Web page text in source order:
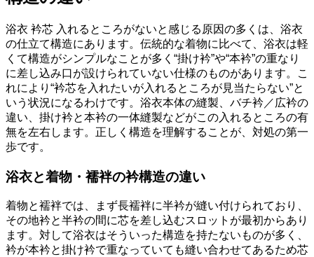
浴衣 衿芯 入れるところがないと感じる原因の多くは、浴衣
の仕立て構造にあります。伝統的な着物に比べて、浴衣は軽
くて構造がシンプルなことが多く“掛け衿”や“本衿”の重なり
に差し込み口が設けられていない仕様のものがあります。こ
れにより“衿芯を入れたいが入れるところが見当たらない”と
いう状況になるわけです。浴衣本体の縫製、バチ衿／広衿の
違い、掛け衿と本衿の一体縫製などがこの入れるところの有
無を左右します。正しく構造を理解することが、対処の第一
歩です。
浴衣と着物・襦袢の衿構造の違い
着物と襦袢では、まず長襦袢に半衿が縫い付けられており、
その地衿と半衿の間に芯を差し込むスロットが最初からあり
ます。対して浴衣はそういった構造を持たないものが多く、
衿が本衿と掛け衿で重なっていても縫い合わせてあるため芯